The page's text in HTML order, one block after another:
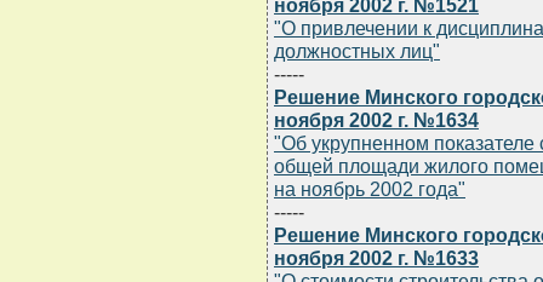
ноября 2002 г. №1521
"О привлечении к
должностных лиц"
-----
Решение Минского
ноября 2002 г. №1634
"Об укрупненном показателе
общей площади жилого
на ноябрь 2002 года"
-----
Решение Минского
ноября 2002 г. №1633